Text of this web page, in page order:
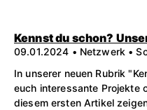
Kennst du schon?
09.01.2024 • Netzwerk •
In unserer neuen Rubrik
euch interessante Projekte
diesem ersten Artikel